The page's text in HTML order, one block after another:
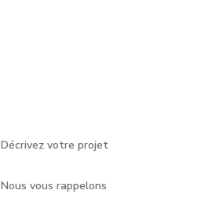
Décrivez votre projet
Nous vous rappelons